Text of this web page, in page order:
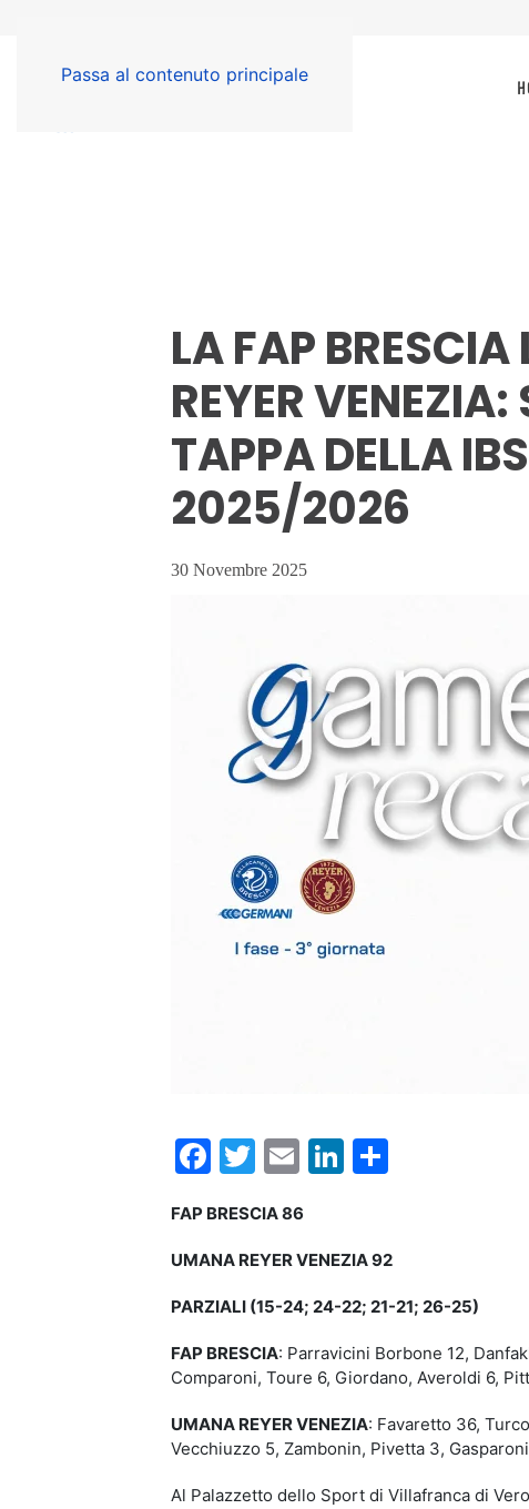
Passa al contenuto principale
LA FAP
REYER
TAPPA DELLA
2025/2026
30 Novembre 2025
Facebook
Twitter
EmailLinkedIn
FAP BRESCIA 86
UMANA REYER VENEZIA 92
PARZIALI (15-24; 24-22; 21-21; 26-25)
FAP BRESCIA: Parravicini Borbone 12,
Comparoni, Toure 6, Giordano, Averoldi 6,
UMANA REYER VENEZIA: Favaretto 36,
Vecchiuzzo 5, Zambonin, Pivetta 3,
Al Palazzetto dello Sport di Villafranca di